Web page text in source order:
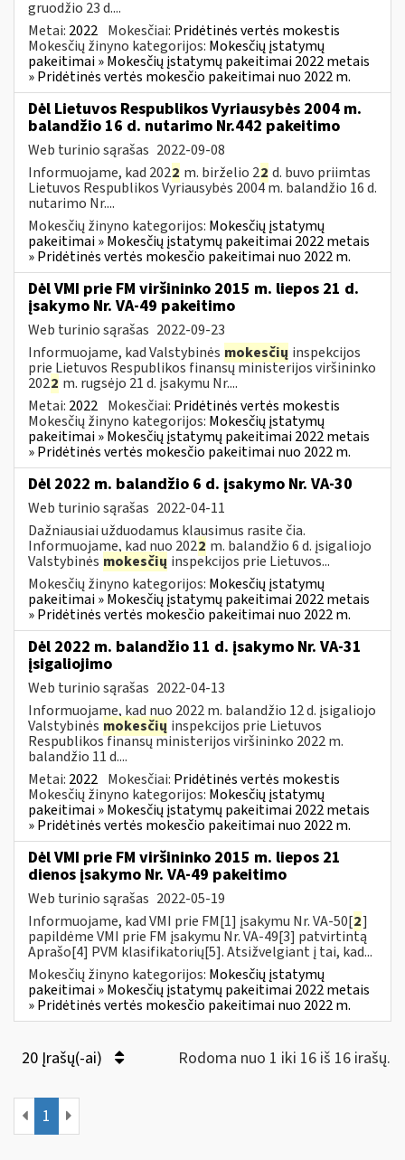
gruodžio 23 d....
Metai: 2022 Mokesčiai: Pridėtinės vertės mokestis
Mokesčių žinyno kategorijos: Mokesčių įstatymų
pakeitimai » Mokesčių įstatymų pakeitimai 2022 metais
» Pridėtinės vertės mokesčio pakeitimai nuo 2022 m.
Dėl Lietuvos Respublikos Vyriausybės 2004 m.
balandžio 16 d. nutarimo Nr.442 pakeitimo
Web turinio sąrašas 2022-09-08
Informuojame, kad 2022 m. birželio 22 d. buvo priimtas
Lietuvos Respublikos Vyriausybės 2004 m. balandžio 16 d.
nutarimo Nr....
Mokesčių žinyno kategorijos: Mokesčių įstatymų
pakeitimai » Mokesčių įstatymų pakeitimai 2022 metais
» Pridėtinės vertės mokesčio pakeitimai nuo 2022 m.
Dėl VMI prie FM viršininko 2015 m. liepos 21 d.
įsakymo Nr. VA-49 pakeitimo
Web turinio sąrašas 2022-09-23
Informuojame, kad Valstybinės mokesčių inspekcijos
prie Lietuvos Respublikos finansų ministerijos viršininko
2022 m. rugsėjo 21 d. įsakymu Nr....
Metai: 2022 Mokesčiai: Pridėtinės vertės mokestis
Mokesčių žinyno kategorijos: Mokesčių įstatymų
pakeitimai » Mokesčių įstatymų pakeitimai 2022 metais
» Pridėtinės vertės mokesčio pakeitimai nuo 2022 m.
Dėl 2022 m. balandžio 6 d. įsakymo Nr. VA-30
Web turinio sąrašas 2022-04-11
Dažniausiai užduodamus klausimus rasite čia.
Informuojame, kad nuo 2022 m. balandžio 6 d. įsigaliojo
Valstybinės mokesčių inspekcijos prie Lietuvos...
Mokesčių žinyno kategorijos: Mokesčių įstatymų
pakeitimai » Mokesčių įstatymų pakeitimai 2022 metais
» Pridėtinės vertės mokesčio pakeitimai nuo 2022 m.
Dėl 2022 m. balandžio 11 d. įsakymo Nr. VA-31
įsigaliojimo
Web turinio sąrašas 2022-04-13
Informuojame, kad nuo 2022 m. balandžio 12 d. įsigaliojo
Valstybinės mokesčių inspekcijos prie Lietuvos
Respublikos finansų ministerijos viršininko 2022 m.
balandžio 11 d....
Metai: 2022 Mokesčiai: Pridėtinės vertės mokestis
Mokesčių žinyno kategorijos: Mokesčių įstatymų
pakeitimai » Mokesčių įstatymų pakeitimai 2022 metais
» Pridėtinės vertės mokesčio pakeitimai nuo 2022 m.
Dėl VMI prie FM viršininko 2015 m. liepos 21
dienos įsakymo Nr. VA-49 pakeitimo
Web turinio sąrašas 2022-05-19
Informuojame, kad VMI prie FM[1] įsakymu Nr. VA-50[2]
papildėme VMI prie FM įsakymu Nr. VA-49[3] patvirtintą
Aprašo[4] PVM klasifikatorių[5]. Atsižvelgiant į tai, kad...
Mokesčių žinyno kategorijos: Mokesčių įstatymų
pakeitimai » Mokesčių įstatymų pakeitimai 2022 metais
» Pridėtinės vertės mokesčio pakeitimai nuo 2022 m.
20 Įrašų(-ai) Rodoma nuo 1 iki 16 iš 16 irašų.
1